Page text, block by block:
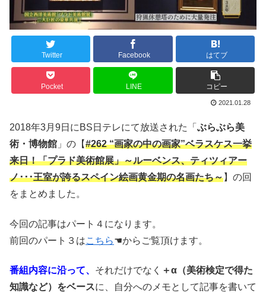
Twitter Facebook はてブ
Pocket LINE コピー
2021.01.28
2018年3月9日にBS日テレにて放送された「 ぶらぶら美
術・博物館 」の【#262 “画家の中の画家”ベラスケス一挙
来日！「プラド美術館展」～ルーベンス、ティツィアー
ノ･･･王室が誇るスペイン絵画黄金期の名画たち～】の回
をまとめました。
今回の記事はパート４になります。
前回のパート３はこちら☚からご覧頂けます。
番組内容に沿って、 それだけでなく ＋α（美術検定で得た
知識など）をベースに、自分へのメモとして記事を書いて